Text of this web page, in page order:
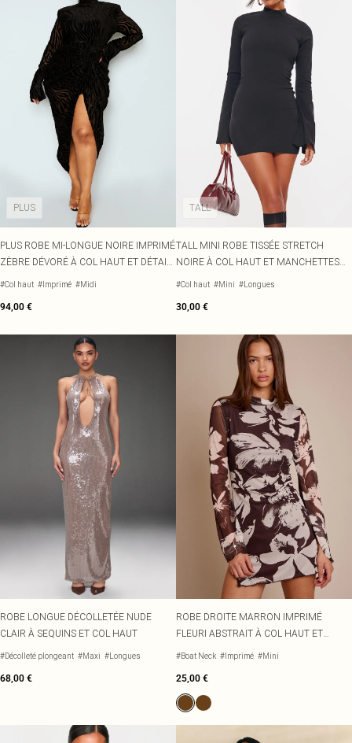
PLUS
PLUS ROBE MI-LONGUE NOIRE IMPRIMÉ
ZÈBRE DÉVORÉ À COL HAUT ET DÉTAIL
DRAPÉ
#Col haut #Imprimé #Midi
94,00 €
TALL
TALL MINI ROBE TISSÉE STRETCH
NOIRE À COL HAUT ET MANCHETTES
ÉVASÉES
#Col haut #Mini #Longues
30,00 €
ROBE LONGUE DÉCOLLETÉE NUDE
CLAIR À SEQUINS ET COL HAUT
#Décolleté plongeant #Maxi #Longues
68,00 €
ROBE DROITE MARRON IMPRIMÉ
FLEURI ABSTRAIT À COL HAUT ET
MANCHES ÉVASÉES
#Boat Neck #Imprimé #Mini
25,00 €